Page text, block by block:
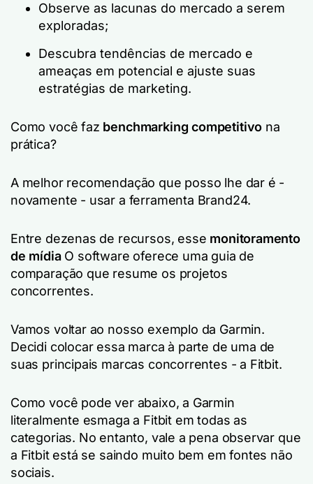
Observe as lacunas do mercado a serem
exploradas;
Descubra tendências de mercado e
ameaças em potencial e ajuste suas
estratégias de marketing.
Como você faz benchmarking competitivo na
prática?
A melhor recomendação que posso lhe dar é -
novamente - usar a ferramenta Brand24.
Entre dezenas de recursos, esse monitoramento
de mídiaO software oferece uma guia de
comparação que resume os projetos
concorrentes.
Vamos voltar ao nosso exemplo da Garmin.
Decidi colocar essa marca à parte de uma de
suas principais marcas concorrentes - a Fitbit.
Como você pode ver abaixo, a Garmin
literalmente esmaga a Fitbit em todas as
categorias. No entanto, vale a pena observar que
a Fitbit está se saindo muito bem em fontes não
sociais.